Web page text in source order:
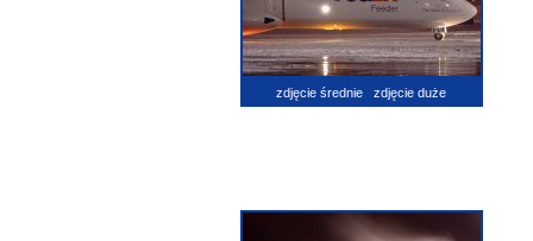
zdjęcie średnie zdjęcie duże